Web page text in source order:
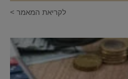
לקריאת המאמר >